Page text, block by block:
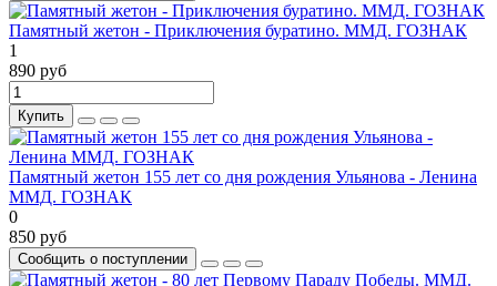
Памятный жетон - Приключения буратино. ММД. ГОЗНАК
1
890 руб
Купить
Памятный жетон 155 лет со дня рождения Ульянова - Ленина
ММД. ГОЗНАК
0
850 руб
Сообщить о поступлении